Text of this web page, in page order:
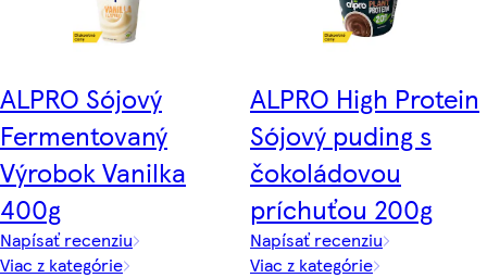
ALPRO Sójový
Fermentovaný
Výrobok Vanilka
400g
Napísať recenziu
Viac z kategórie
ALPRO High Protein
Sójový puding s
čokoládovou
príchuťou 200g
Napísať recenziu
Viac z kategórie